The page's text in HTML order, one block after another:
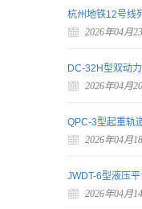
杭州地铁12号线
2026年04月
DC-32H型双动
2026年04月
QPC-3型起重轨
2026年04月
JWDT-6型液压
2026年04月